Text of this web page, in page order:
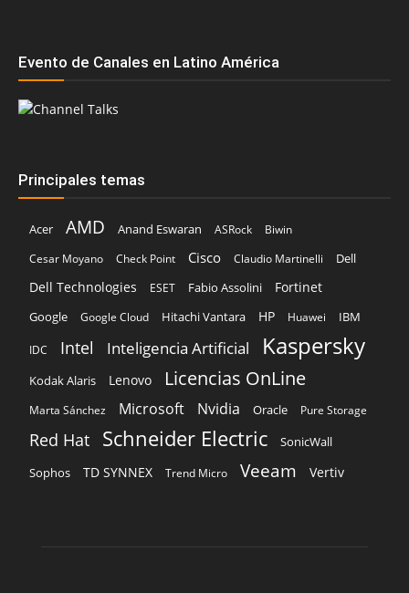
Evento de Canales en Latino América
Principales temas
Acer AMD Anand Eswaran ASRock
Biwin
Cesar Moyano
Check Point Cisco Claudio Martinelli Dell
Dell Technologies ESET Fabio Assolini Fortinet
Google Google Cloud Hitachi Vantara HP Huawei IBM
IDC Intel Inteligencia Artificial Kaspersky
Kodak Alaris Lenovo Licencias OnLine
Marta Sánchez Microsoft Nvidia Oracle Pure Storage
Red Hat Schneider Electric SonicWall
Sophos TD SYNNEX Trend Micro Veeam Vertiv